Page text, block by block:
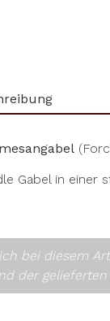
Gabel in einer
bei diesem
der gelieferten